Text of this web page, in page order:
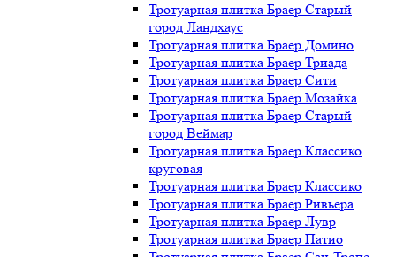
Тротуарная плитка Браер Старый
город Ландхаус
Тротуарная плитка Браер Домино
Тротуарная плитка Браер Триада
Тротуарная плитка Браер Сити
Тротуарная плитка Браер Мозайка
Тротуарная плитка Браер Старый
город Веймар
Тротуарная плитка Браер Классико
круговая
Тротуарная плитка Браер Классико
Тротуарная плитка Браер Ривьера
Тротуарная плитка Браер Лувр
Тротуарная плитка Браер Патио